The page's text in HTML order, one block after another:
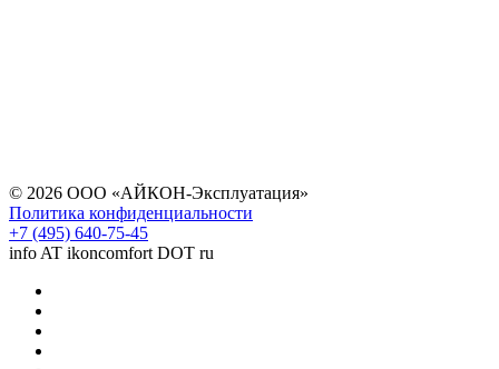
© 2026 ООО «АЙКОН-Эксплуатация»
Политика конфиденциальности
+7 (495) 640-75-45
info AT ikoncomfort DOT ru